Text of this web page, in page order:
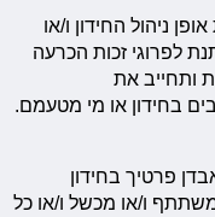
ניהול החידון ו/או
לפרוגי זכות הכרעה
ותחייב את
בחידון או מי מטעמם.
פרטיך בחידון
ו/או מכשל ו/או כל